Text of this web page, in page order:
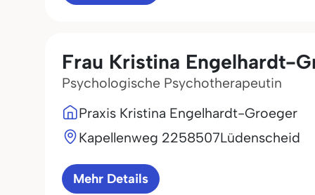
Frau Kristina Engelhardt-
Psychologische Psychotherapeutin
Praxis Kristina Engelhardt-Groeger
Kapellenweg 2258507Lüdenscheid
Mehr Details